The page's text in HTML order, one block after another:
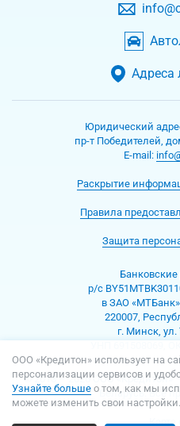
Адреса
Юридический
пр-т Победителей,
Е-mаil:
Раскрытие
Правила
Защита
р/с
в ЗАО
220007,
г. Минск, ул.
© 2013 – 2026 ООО «Кредитон»
Беларусь. Все
Карта
ООО «Кредитон» использует на
персонализации сервисов и
Узнайте больше о том, как мы
можете изменить свои настройки.